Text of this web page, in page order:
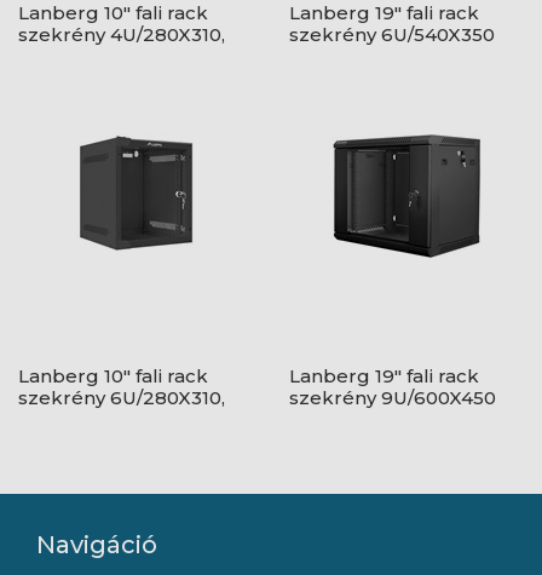
Lanberg 10" fali rack
szekrény 4U/280X310,
Lanberg 19" fali rack
szekrény 6U/540X350
Lanberg 10" fali rack
szekrény 6U/280X310,
Lanberg 19" fali rack
szekrény 9U/600X450
Navigáció